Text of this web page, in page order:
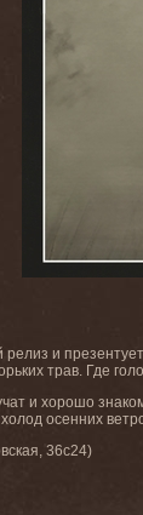
и
трав. Где
и хорошо
осенних
36с24)